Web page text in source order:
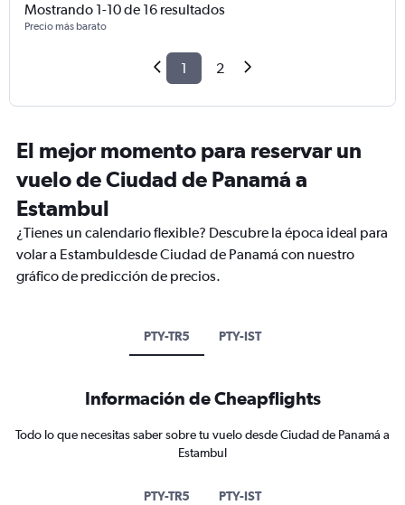
Mostrando 1-10 de 16 resultados
Precio más barato
1 2
El mejor momento para reservar un
vuelo de Ciudad de Panamá a
Estambul
¿Tienes un calendario flexible? Descubre la época ideal para
volar a Estambuldesde Ciudad de Panamá con nuestro
gráfico de predicción de precios.
PTY-TR5 PTY-IST
Información de Cheapflights
Todo lo que necesitas saber sobre tu vuelo desde Ciudad de Panamá a
Estambul
PTY-TR5 PTY-IST